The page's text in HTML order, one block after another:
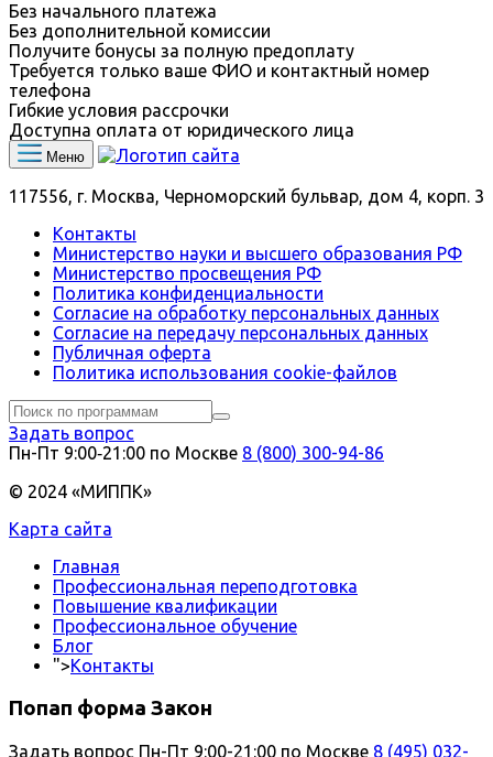
Без начального платежа
Без дополнительной комиссии
Получите бонусы за полную предоплату
Требуется только ваше ФИО и контактный номер
телефона
Гибкие условия рассрочки
Доступна оплата от юридического лица
Меню
117556, г. Москва, Черноморский бульвар, дом 4, корп. 3
Контакты
Министерство науки и высшего образования РФ
Министерство просвещения РФ
Политика конфиденциальности
Согласие на обработку персональных данных
Согласие на передачу персональных данных
Публичная оферта
Политика использования сookie-файлов
Задать вопрос
Пн-Пт 9:00‑21:00 по Москве 8 (800) 300-94-86
© 2024 «МИППК»
Карта сайта
Главная
Профессиональная переподготовка
Повышение квалификации
Профессиональное обучение
Блог
">Контакты
Попап форма Закон
Задать вопрос Пн-Пт 9:00-21:00 по Москве 8 (495) 032-